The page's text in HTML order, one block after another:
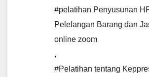
#pelatihan Penyusunan
Pelelangan Barang dan
online zoom
,
#Pelatihan tentang